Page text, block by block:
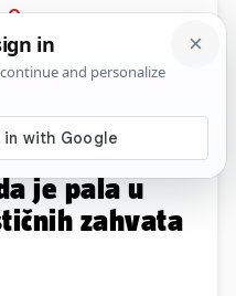
Komentari
od najljepših
je pala u
zahvata